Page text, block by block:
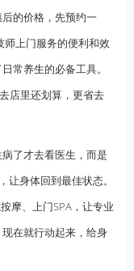
的价格，先预约一
师上门服务的便利和效
常养生的必备工具。
店里还划算，更省去
了才去看医生，而是
让身体回到最佳状态。
摩、上门SPA，让专业
在就行动起来，给身